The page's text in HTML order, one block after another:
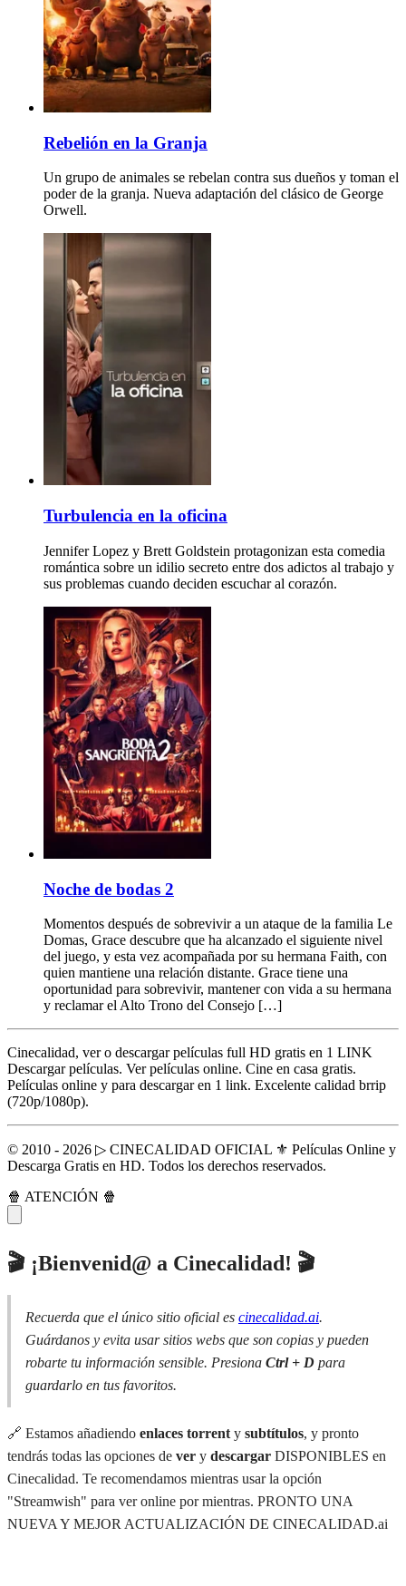
Rebelión en la Granja
Un grupo de animales se rebelan contra sus dueños y toman el
poder de la granja. Nueva adaptación del clásico de George
Orwell.
Turbulencia en la oficina
Jennifer Lopez y Brett Goldstein protagonizan esta comedia
romántica sobre un idilio secreto entre dos adictos al trabajo y
sus problemas cuando deciden escuchar al corazón.
Noche de bodas 2
Momentos después de sobrevivir a un ataque de la familia Le
Domas, Grace descubre que ha alcanzado el siguiente nivel
del juego, y esta vez acompañada por su hermana Faith, con
quien mantiene una relación distante. Grace tiene una
oportunidad para sobrevivir, mantener con vida a su hermana
y reclamar el Alto Trono del Consejo […]
Cinecalidad, ver o descargar películas full HD gratis en 1 LINK
Descargar películas. Ver películas online. Cine en casa gratis.
Películas online y para descargar en 1 link. Excelente calidad brrip
(720p/1080p).
© 2010 - 2026 ▷ CINECALIDAD OFICIAL ⚜️ Películas Online y
Descarga Gratis en HD. Todos los derechos reservados.
🍿 ATENCIÓN 🍿
🎬 ¡Bienvenid@ a Cinecalidad! 🎬
Recuerda que el único sitio oficial es cinecalidad.ai.
Guárdanos y evita usar sitios webs que son copias y pueden
robarte tu información sensible. Presiona Ctrl + D para
guardarlo en tus favoritos.
🔗 Estamos añadiendo enlaces torrent y subtítulos, y pronto
tendrás todas las opciones de ver y descargar DISPONIBLES en
Cinecalidad. Te recomendamos mientras usar la opción
"Streamwish" para ver online por mientras. PRONTO UNA
NUEVA Y MEJOR ACTUALIZACIÓN DE CINECALIDAD.ai